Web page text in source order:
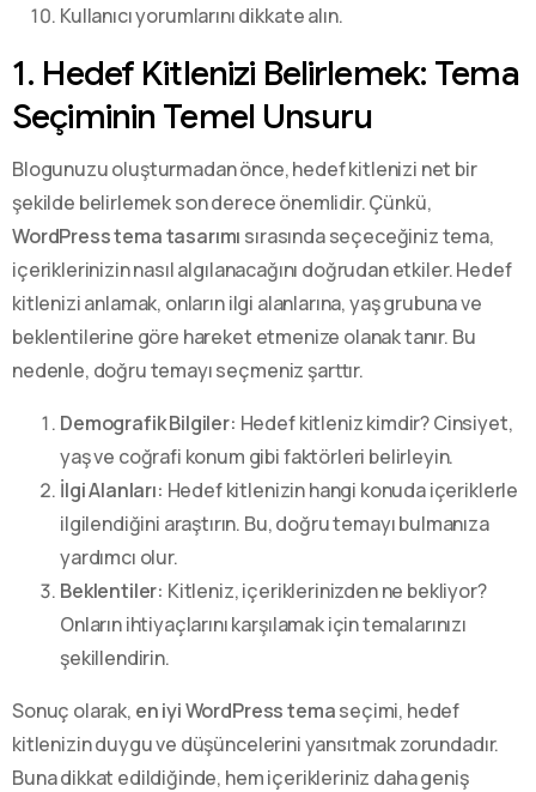
Kullanıcı yorumlarını dikkate alın.
1. Hedef Kitlenizi Belirlemek: Tema
Seçiminin Temel Unsuru
Blogunuzu oluşturmadan önce, hedef kitlenizi net bir
şekilde belirlemek son derece önemlidir. Çünkü,
WordPress tema tasarımı sırasında seçeceğiniz tema,
içeriklerinizin nasıl algılanacağını doğrudan etkiler. Hedef
kitlenizi anlamak, onların ilgi alanlarına, yaş grubuna ve
beklentilerine göre hareket etmenize olanak tanır. Bu
nedenle, doğru temayı seçmeniz şarttır.
Demografik Bilgiler: Hedef kitleniz kimdir? Cinsiyet,
yaş ve coğrafi konum gibi faktörleri belirleyin.
İlgi Alanları: Hedef kitlenizin hangi konuda içeriklerle
ilgilendiğini araştırın. Bu, doğru temayı bulmanıza
yardımcı olur.
Beklentiler: Kitleniz, içeriklerinizden ne bekliyor?
Onların ihtiyaçlarını karşılamak için temalarınızı
şekillendirin.
Sonuç olarak, en iyi WordPress temaseçimi, hedef
kitlenizin duygu ve düşüncelerini yansıtmak zorundadır.
Buna dikkat edildiğinde, hem içerikleriniz daha geniş